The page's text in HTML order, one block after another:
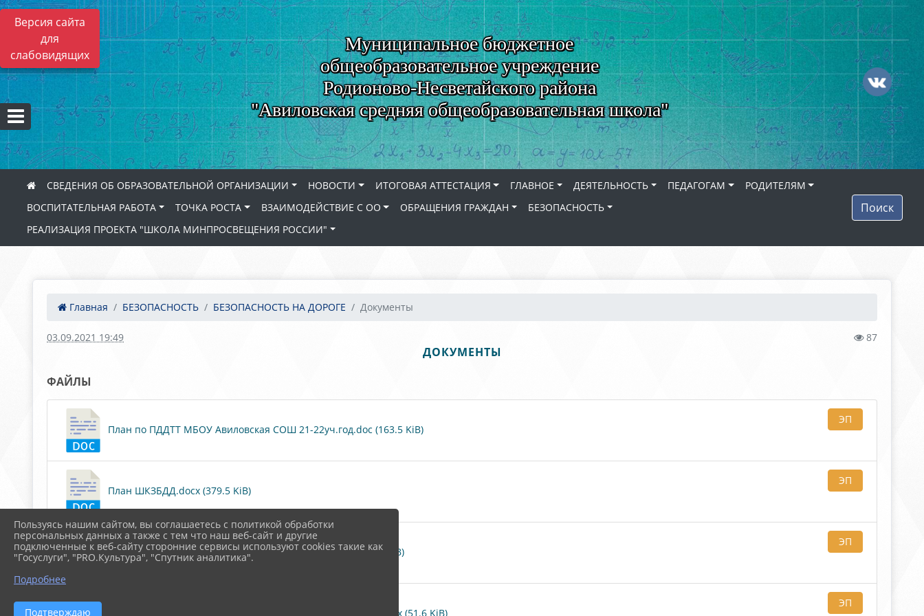
Версия сайта
для
слабовидящих
Муниципальное бюджетное
общеобразовательное учреждение
Родионово-Несветайского района
"Авиловская средняя общеобразовательная школа"
СВЕДЕНИЯ ОБ ОБРАЗОВАТЕЛЬНОЙ ОРГАНИЗАЦИИ НОВОСТИ ИТОГОВАЯ АТТЕСТАЦИЯ ГЛАВНОЕ ДЕЯТЕЛЬНОСТЬ ПЕДАГОГАМ
РОДИТЕЛЯМ
ВОСПИТАТЕЛЬНАЯ РАБОТА
ТОЧКА РОСТА ВЗАИМОДЕЙСТВИЕ С ОО ОБРАЩЕНИЯ ГРАЖДАН
БЕЗОПАСНОСТЬ
РЕАЛИЗАЦИЯ ПРОЕКТА "ШКОЛА МИНПРОСВЕЩЕНИЯ РОССИИ"
Поиск
Главная БЕЗОПАСНОСТЬ БЕЗОПАСНОСТЬ НА ДОРОГЕ Документы
03.09.2021 19:49 87
ДОКУМЕНТЫ
ФАЙЛЫ
План по ПДДТТ МБОУ Авиловская СОШ 21-22уч.год.doc (163.5 KiB)
ЭП
План ШКЗБДД.docx (379.5 KiB)
ЭП
План работы с велосипедистами, скутеристами.docx (21.7 KiB)
ЭП
План по профилактике травматизма Береги свою жизнь.docx (51.6 KiB)
ЭП
Пользуясь нашим сайтом, вы соглашаетесь с политикой обработки
персональных данных а также с тем что наш веб-сайт и другие
подключенные к веб-сайту сторонние сервисы используют cookies такие как
"Госуслуги", "PRO.Культура", "Спутник аналитика".
Подробнее
Подтверждаю